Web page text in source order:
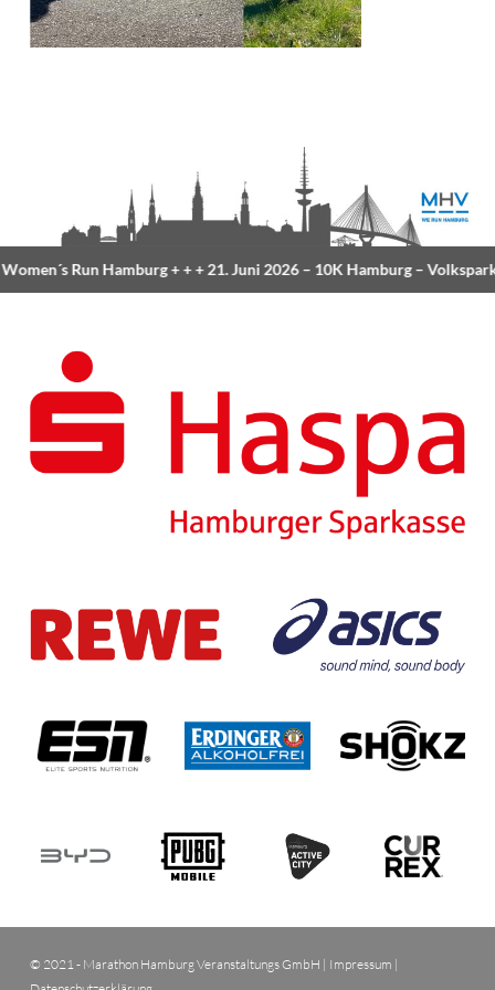
Run Hamburg+ + +21. Juni 2026 –10K Hamburg– Volkspark
© 2021 - Marathon Hamburg Veranstaltungs GmbH | Impressum |